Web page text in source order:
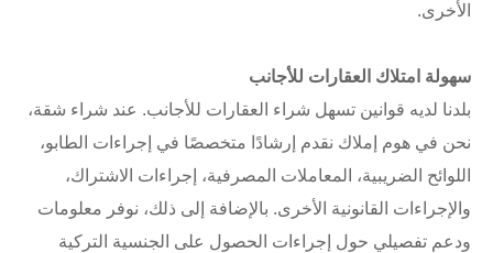
الأخرى.
سهولة امتلاك العقارات للأجانب
بلدنا لديه قوانين تسهل شراء العقارات للأجانب. عند شراء شقة،
نحن في هوم إملاك نقدم إرشادًا متخصصًا في إجراءات الطابو،
اللوائح الضريبية، المعاملات المصرفية، إجراءات الاشتراك،
والإجراءات القانونية الأخرى. بالإضافة إلى ذلك، نوفر معلومات
ودعم تفصيلي حول إجراءات الحصول على الجنسية التركية